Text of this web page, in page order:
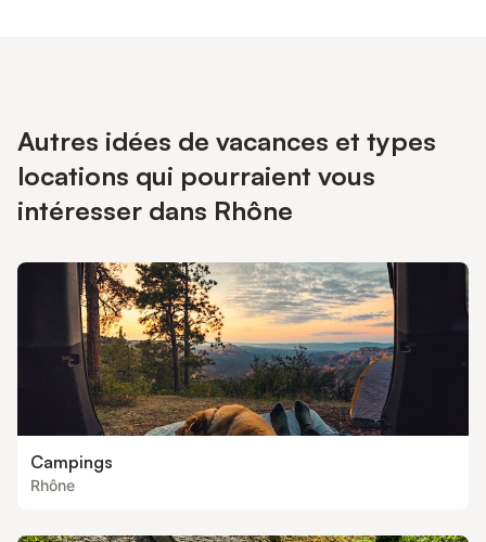
Autres idées de vacances et types
locations qui pourraient vous
intéresser dans Rhône
Campings
Rhône